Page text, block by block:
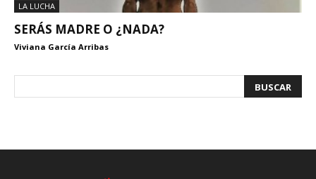
LA LUCHA
SERÁS MADRE O ¿NADA?
Viviana García Arribas